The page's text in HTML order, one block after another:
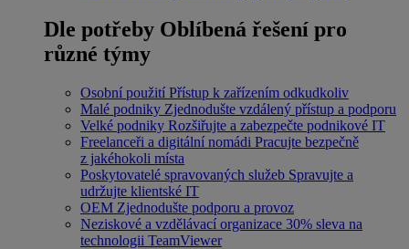
Dle potřeby Oblíbená řešení pro
různé týmy
Osobní použití Přístup k zařízením odkudkoliv
Malé podniky Zjednodušte vzdálený přístup a podporu
Velké podniky Rozšiřujte a zabezpečte podnikové IT
Freelanceři a digitální nomádi Pracujte bezpečně
z jakéhokoli místa
Poskytovatelé spravovaných služeb Spravujte a
udržujte klientské IT
OEM Zjednodušte podporu a provoz
Neziskové a vzdělávací organizace 30% sleva na
technologii TeamViewer